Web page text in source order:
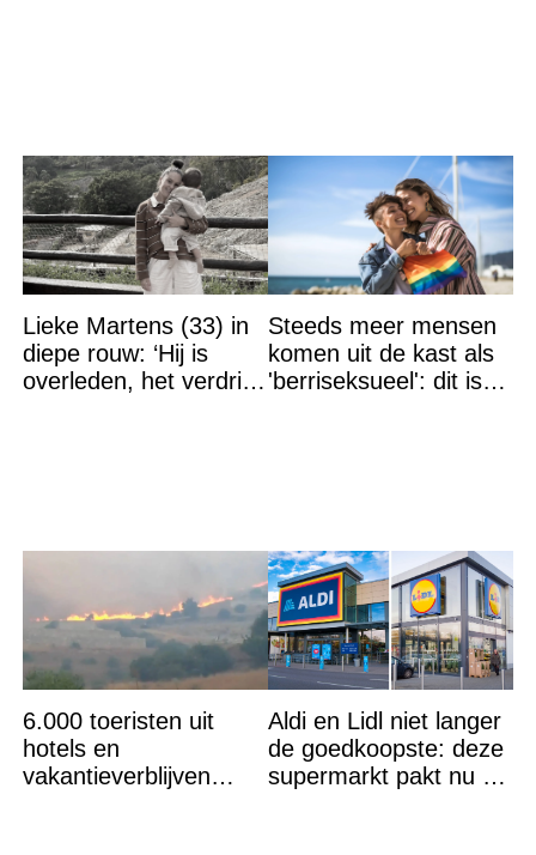
Lieke Martens (33) in
diepe rouw: ‘Hij is
overleden, het verdriet
Steeds meer mensen
komen uit de kast als
'berriseksueel': dit is
6.000 toeristen uit
hotels en
vakantieverblijven
Aldi en Lidl niet langer
de goedkoopste: deze
supermarkt pakt nu de